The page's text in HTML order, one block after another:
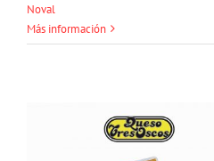
Noval
Más información